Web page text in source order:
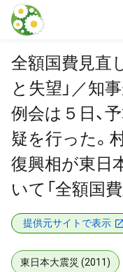
本文に飛ぶ
全額国費見直
と失望」／知
例会は５日、
疑を行った。
復興相が東日
いて「全額国
提供元サイトで表示
東日本大震災 (2011)